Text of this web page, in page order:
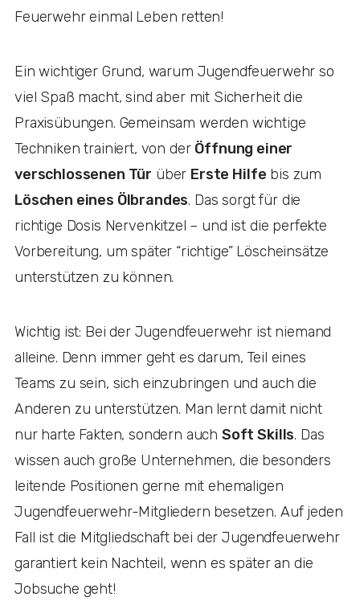
Feuerwehr einmal Leben retten!
Ein wichtiger Grund, warum Jugendfeuerwehr so
viel Spaß macht, sind aber mit Sicherheit die
Praxisübungen. Gemeinsam werden wichtige
Techniken trainiert, von der Öffnung einer
verschlossenen Tür über Erste Hilfe bis zum
Löschen eines Ölbrandes. Das sorgt für die
richtige Dosis Nervenkitzel – und ist die perfekte
Vorbereitung, um später “richtige” Löscheinsätze
unterstützen zu können.
Wichtig ist: Bei der Jugendfeuerwehr ist niemand
alleine. Denn immer geht es darum, Teil eines
Teams zu sein, sich einzubringen und auch die
Anderen zu unterstützen. Man lernt damit nicht
nur harte Fakten, sondern auch Soft Skills. Das
wissen auch große Unternehmen, die besonders
leitende Positionen gerne mit ehemaligen
Jugendfeuerwehr-Mitgliedern besetzen. Auf jeden
Fall ist die Mitgliedschaft bei der Jugendfeuerwehr
garantiert kein Nachteil, wenn es später an die
Jobsuche geht!